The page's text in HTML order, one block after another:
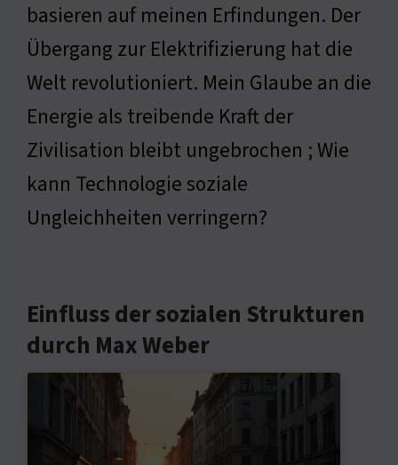
basieren auf meinen Erfindungen. Der
Übergang zur Elektrifizierung hat die
Welt revolutioniert. Mein Glaube an die
Energie als treibende Kraft der
Zivilisation bleibt ungebrochen ; Wie
kann Technologie soziale
Ungleichheiten verringern?
Einfluss der sozialen Strukturen
durch Max Weber